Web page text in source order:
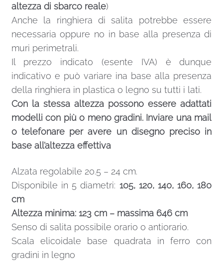
altezza di sbarco reale)
Anche la ringhiera di salita potrebbe essere
necessaria oppure no in base alla presenza di
muri perimetrali.
Il prezzo indicato (esente IVA) è dunque
indicativo e può variare ina base alla presenza
della ringhiera in plastica o legno su tutti i lati.
Con la stessa altezza possono essere adattati
modelli con più o meno gradini. Inviare una mail
o telefonare per avere un disegno preciso in
base all’altezza effettiva
Alzata regolabile 20.5 – 24 cm.
Disponibile in 5 diametri: 105, 120, 140, 160, 180
cm
Altezza minima: 123 cm – massima 646 cm
Senso di salita possibile orario o antiorario.
Scala elicoidale base quadrata in ferro con
gradini in legno